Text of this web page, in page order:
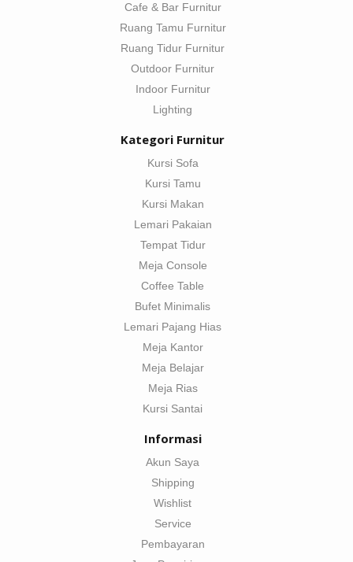
Cafe & Bar Furnitur
Ruang Tamu Furnitur
Ruang Tidur Furnitur
Outdoor Furnitur
Indoor Furnitur
Lighting
Kategori Furnitur
Kursi Sofa
Kursi Tamu
Kursi Makan
Lemari Pakaian
Tempat Tidur
Meja Console
Coffee Table
Bufet Minimalis
Lemari Pajang Hias
Meja Kantor
Meja Belajar
Meja Rias
Kursi Santai
Informasi
Akun Saya
Shipping
Wishlist
Service
Pembayaran